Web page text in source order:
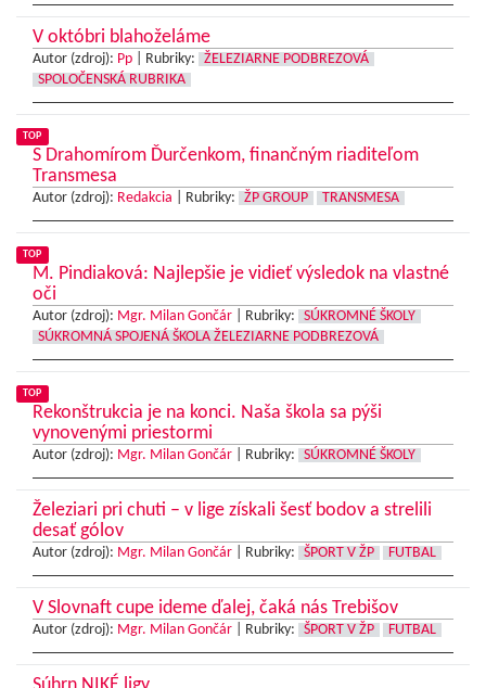
V októbri blahoželáme
Autor (zdroj): Pp Rubriky:
ŽELEZIARNE PODBREZOVÁ
SPOLOČENSKÁ RUBRIKA
TOP
S Drahomírom Ďurčenkom, finančným riaditeľom
Transmesa
Autor (zdroj): Redakcia Rubriky: ŽP GROUP TRANSMESA
TOP
M. Pindiaková: Najlepšie je vidieť výsledok na vlastné
oči
Autor (zdroj): Mgr. Milan Gončár Rubriky:
SÚKROMNÉ ŠKOLY
SÚKROMNÁ SPOJENÁ ŠKOLA ŽELEZIARNE PODBREZOVÁ
TOP
Rekonštrukcia je na konci. Naša škola sa pýši
vynovenými priestormi
Autor (zdroj): Mgr. Milan Gončár Rubriky: SÚKROMNÉ ŠKOLY
Železiari pri chuti – v lige získali šesť bodov a strelili
desať gólov
Autor (zdroj): Mgr. Milan Gončár Rubriky: ŠPORT V ŽP FUTBAL
V Slovnaft cupe ideme ďalej, čaká nás Trebišov
Autor (zdroj): Mgr. Milan Gončár Rubriky: ŠPORT V ŽP FUTBAL